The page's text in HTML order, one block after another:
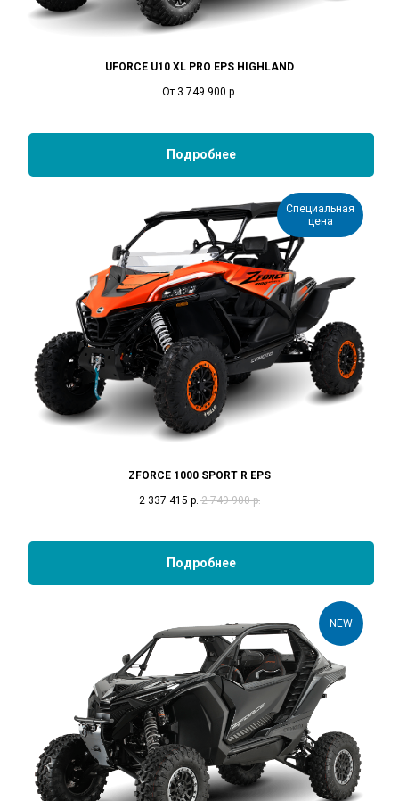
UFORCE U10 XL PRO EPS HIGHLAND
От 3 749 900 р.
Подробнее
Специальная
цена
ZFORCE 1000 SPORT R EPS
2 337 415 р. 2 749 900 р.
Подробнее
NEW